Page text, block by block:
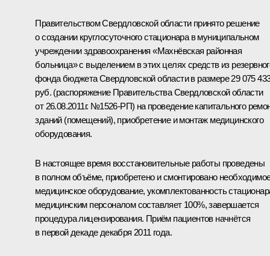
Правительством Свердловской области принято решение
о создании круглосуточного стационара в муниципальном
учреждении здравоохранения «Махнёвская районная
больница» с выделением в этих целях средств из
фонда бюджета Свердловской области в размере 29 075
руб. (распоряжение Правительства Свердловской области
от 26.08.2011г. №1526-РП) на проведение капитального
зданий (помещений), приобретение и монтаж медицинского
оборудования.
В настоящее время восстановительные работы проведены
в полном объёме, приобретено и смонтировано
медицинское оборудование, укомплектованность
медицинским персоналом составляет 100%, завершается
процедура лицензирования. Приём пациентов начнётся
в первой декаде декабря 2011 года.